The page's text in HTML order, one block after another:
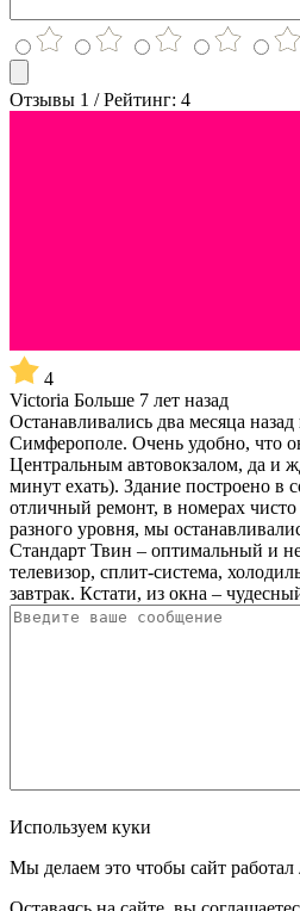
Отзывы 1 / Рейтинг: 4
4
Victoria Больше 7 лет назад
Останавливались два месяца
Симферополе. Очень удобно, что
Центральным автовокзалом, да и
минут ехать). Здание построено в
отличный ремонт, в номерах
разного уровня, мы
Стандарт Твин – оптимальный и
телевизор, сплит-система,
завтрак. Кстати, из окна –
Используем куки
Мы делаем это чтобы сайт работал